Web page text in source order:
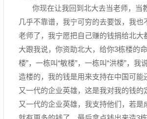
你现在让我回到北大去当老师，当
几乎不靠谱，我宁可穷的去要饭，我也
老师了，我宁愿把自己赚的钱捐给北大
大跟我说，你资助北大，给你3栋楼的
楼”，一栋叫“敏楼”，一栋叫“洪楼”，我
造楼的，我的钱是用来支持在中国可能
又一代的企业英雄，这是我对我的钱的
又一代的企业英雄，我支持他们，若是